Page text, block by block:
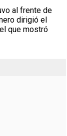
al frente de
dirigió el
que mostró